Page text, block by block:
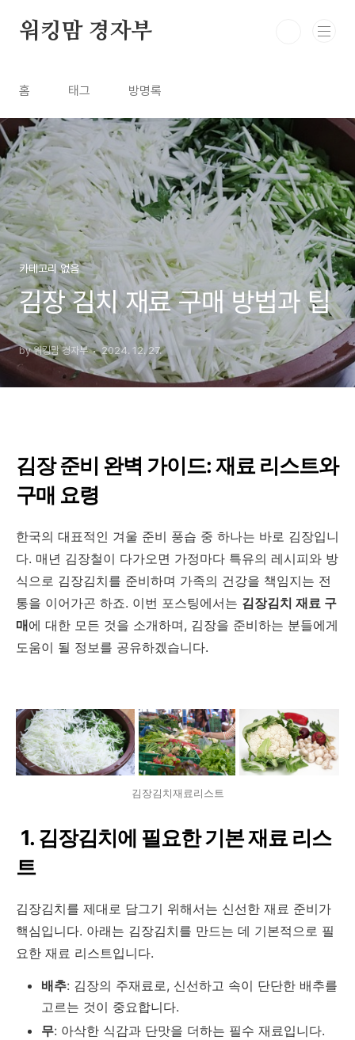
워킹맘 경자부
홈 태그 방명록
카테고리 없음
김장 김치 재료 구매 방법과 팁
by 워킹맘 경자부 2024. 12. 27.
김장 준비 완벽 가이드: 재료 리스트와
구매 요령
한국의 대표적인 겨울 준비 풍습 중 하나는 바로 김장입니
다. 매년 김장철이 다가오면 가정마다 특유의 레시피와 방
식으로 김장김치를 준비하며 가족의 건강을 책임지는 전
통을 이어가곤 하죠. 이번 포스팅에서는 김장김치 재료 구
매에 대한 모든 것을 소개하며, 김장을 준비하는 분들에게
도움이 될 정보를 공유하겠습니다.
김장김치재료리스트
1. 김장김치에 필요한 기본 재료 리스
트
김장김치를 제대로 담그기 위해서는 신선한 재료 준비가
핵심입니다. 아래는 김장김치를 만드는 데 기본적으로 필
요한 재료 리스트입니다.
배추: 김장의 주재료로, 신선하고 속이 단단한 배추를
고르는 것이 중요합니다.
무: 아삭한 식감과 단맛을 더하는 필수 재료입니다.